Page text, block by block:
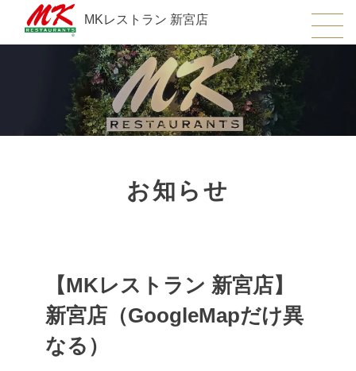
MKレストラン 新宮店
お知らせ
【MKレストラン 新宮店】
新宮店（GoogleMapだけ異
なる）